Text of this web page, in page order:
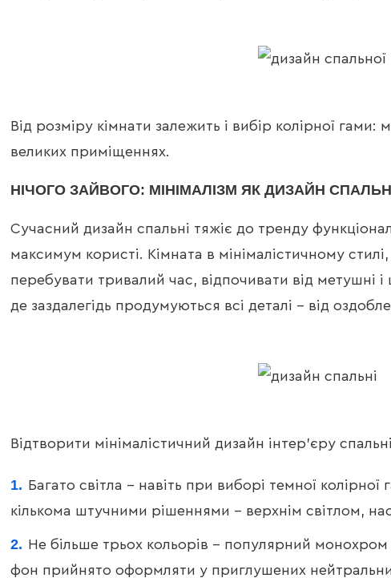
Від розміру кімнати залежить і вибір колірної
великих приміщеннях.
НІЧОГО ЗАЙВОГО: МІНІМАЛІЗМ ЯК ДИЗАЙН
Сучасний дизайн спальні тяжіє до тренду
максимум користі. Кімната в мінімалістичному
перебувати тривалий час, відпочивати від метушні і
де заздалегідь продумуються всі деталі – від
Відтворити мінімалістичний дизайн інтер’єру
Багато світла – навіть при виборі темної
кількома штучними рішеннями – верхнім світлом,
Не більше трьох кольорів – популярний монохром
фон прийнято оформляти у приглушених